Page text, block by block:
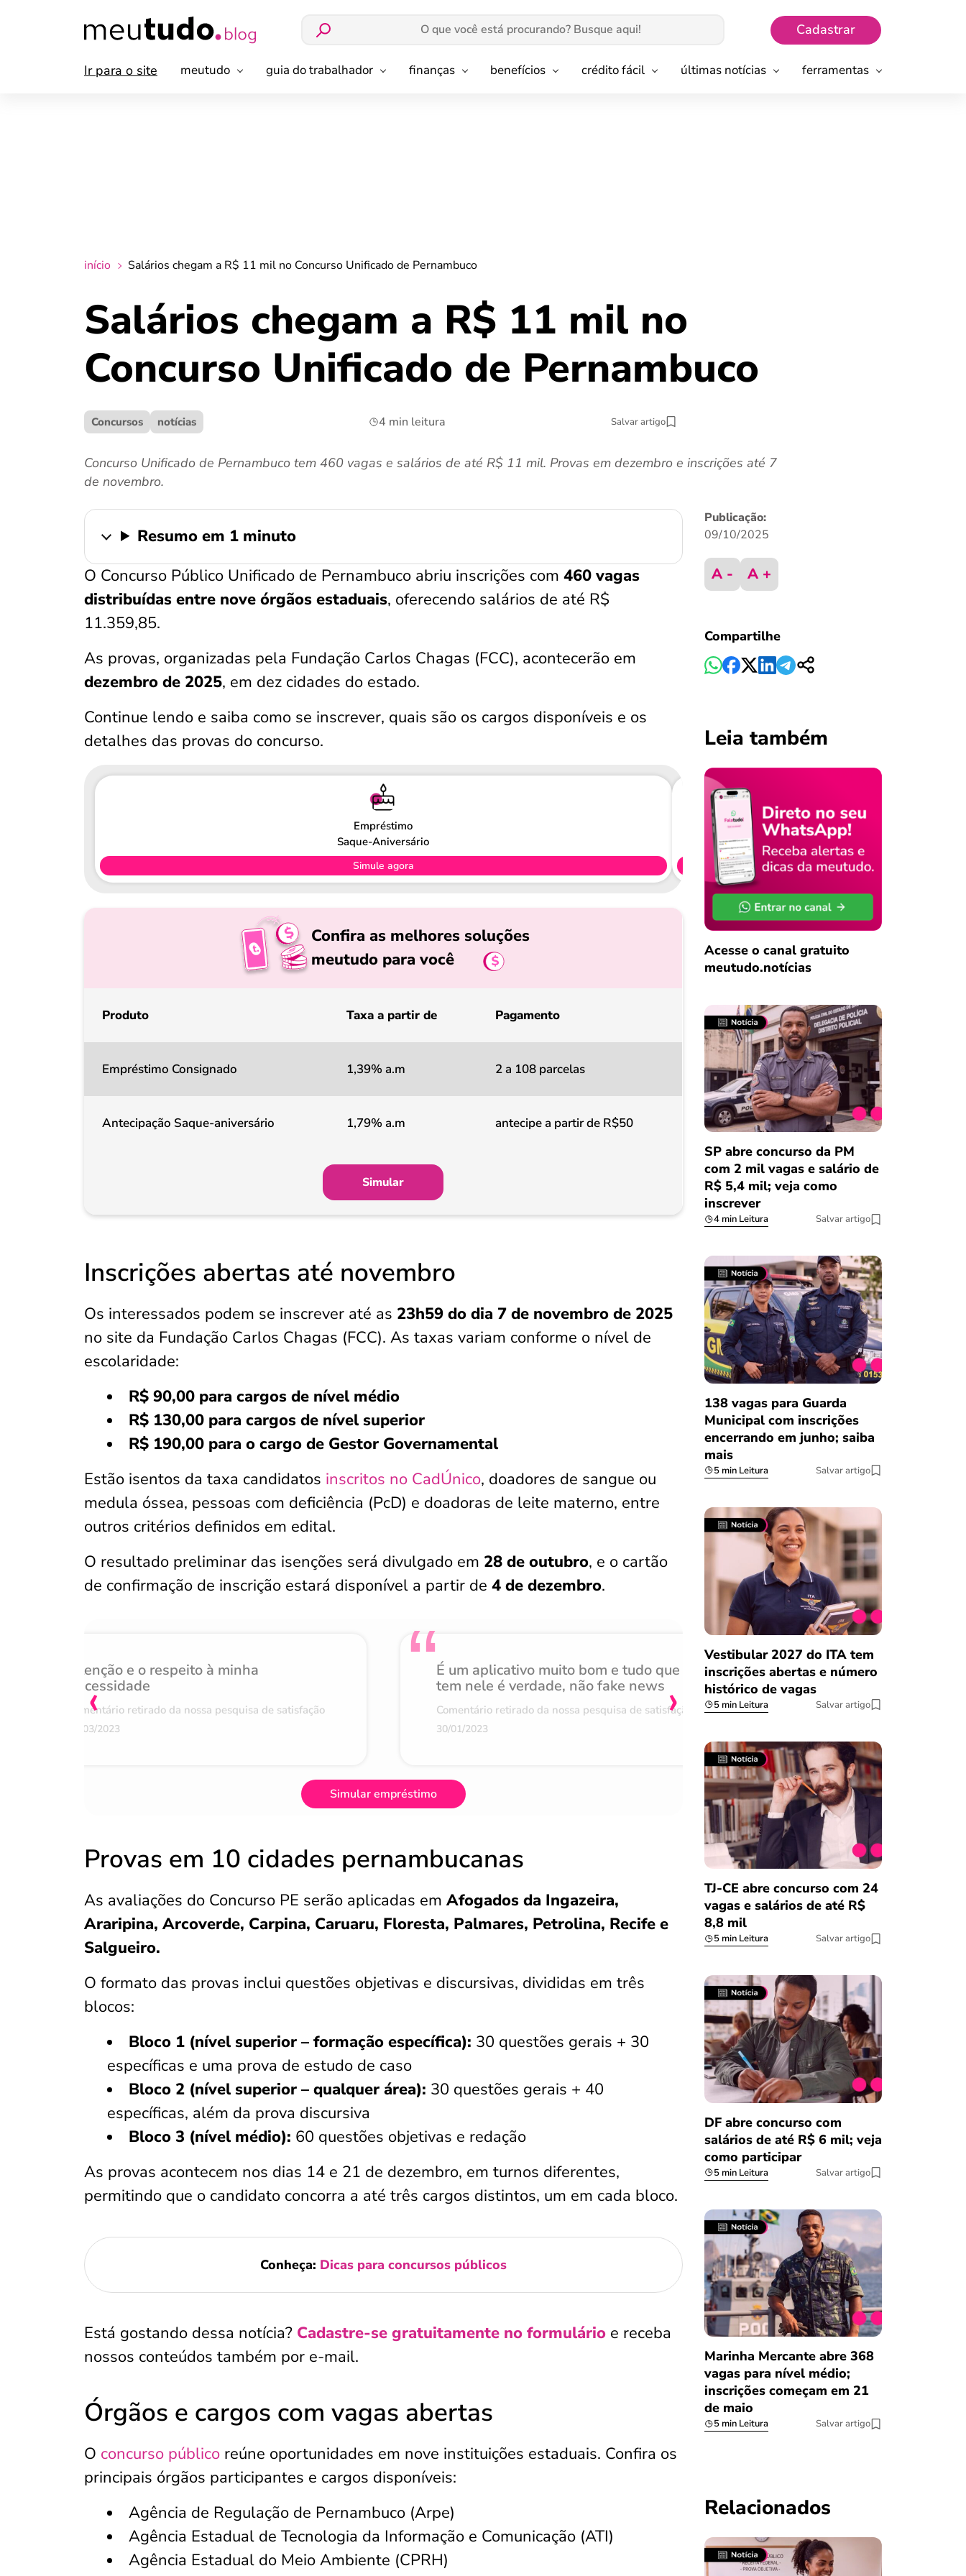
Cadastrar
Ir para o site meutudo guia do trabalhador finanças benefícios crédito fácil últimas notícias ferramentas
início Salários chegam a R$ 11 mil no Concurso Unificado de Pernambuco
Salários chegam a R$ 11 mil no
Concurso Unificado de Pernambuco
Concursos notícias 4 min leitura Salvar artigo
Concurso Unificado de Pernambuco tem 460 vagas e salários de até R$ 11 mil. Provas em dezembro e inscrições até 7
de novembro.
Resumo em 1 minuto
O Concurso Público Unificado de Pernambuco abriu inscrições com 460 vagas
distribuídas entre nove órgãos estaduais, oferecendo salários de até R$
11.359,85.
As provas, organizadas pela Fundação Carlos Chagas (FCC), acontecerão em
dezembro de 2025, em dez cidades do estado.
Continue lendo e saiba como se inscrever, quais são os cargos disponíveis e os
detalhes das provas do concurso.
Empréstimo
Saque-Aniversário
Simule agora
Confira as melhores soluções
meutudo para você
Produto Taxa a partir de Pagamento
Empréstimo Consignado 1,39% a.m 2 a 108 parcelas
Antecipação Saque-aniversário 1,79% a.m antecipe a partir de R$50
Simular
Inscrições abertas até novembro
Os interessados podem se inscrever até as 23h59 do dia 7 de novembro de 2025
no site da Fundação Carlos Chagas (FCC). As taxas variam conforme o nível de
escolaridade:
R$ 90,00 para cargos de nível médio
R$ 130,00 para cargos de nível superior
R$ 190,00 para o cargo de Gestor Governamental
Estão isentos da taxa candidatos inscritos no CadÚnico, doadores de sangue ou
medula óssea, pessoas com deficiência (PcD) e doadoras de leite materno, entre
outros critérios definidos em edital.
O resultado preliminar das isenções será divulgado em 28 de outubro, e o cartão
de confirmação de inscrição estará disponível a partir de 4 de dezembro.
Atenção e o respeito à minha
necessidade
Comentário retirado da nossa pesquisa de satisfação
07/03/2023
É um aplicativo muito bom e tudo que
tem nele é verdade, não fake news
Comentário retirado da nossa pesquisa de satisfação
30/01/2023
Achei muito rápido,
burocracia
Comentário retirado da nossa
‹ ›
Simular empréstimo
Provas em 10 cidades pernambucanas
As avaliações do Concurso PE serão aplicadas em Afogados da Ingazeira,
Araripina, Arcoverde, Carpina, Caruaru, Floresta, Palmares, Petrolina, Recife e
Salgueiro.
O formato das provas inclui questões objetivas e discursivas, divididas em três
blocos:
Bloco 1 (nível superior – formação específica): 30 questões gerais + 30
específicas e uma prova de estudo de caso
Bloco 2 (nível superior – qualquer área): 30 questões gerais + 40
específicas, além da prova discursiva
Bloco 3 (nível médio): 60 questões objetivas e redação
As provas acontecem nos dias 14 e 21 de dezembro, em turnos diferentes,
permitindo que o candidato concorra a até três cargos distintos, um em cada bloco.
Conheça: Dicas para concursos públicos
Está gostando dessa notícia? Cadastre-se gratuitamente no formulário e receba
nossos conteúdos também por e-mail.
Órgãos e cargos com vagas abertas
O concurso público reúne oportunidades em nove instituições estaduais. Confira os
principais órgãos participantes e cargos disponíveis:
Agência de Regulação de Pernambuco (Arpe)
Agência Estadual de Tecnologia da Informação e Comunicação (ATI)
Agência Estadual do Meio Ambiente (CPRH)
Publicação:
09/10/2025
A - A +
Compartilhe
Leia também
Acesse o canal gratuito
meutudo.notícias
SP abre concurso da PM
com 2 mil vagas e salário de
R$ 5,4 mil; veja como
inscrever
4 min Leitura Salvar artigo
138 vagas para Guarda
Municipal com inscrições
encerrando em junho; saiba
mais
5 min Leitura Salvar artigo
Vestibular 2027 do ITA tem
inscrições abertas e número
histórico de vagas
5 min Leitura Salvar artigo
TJ-CE abre concurso com 24
vagas e salários de até R$
8,8 mil
5 min Leitura Salvar artigo
DF abre concurso com
salários de até R$ 6 mil; veja
como participar
5 min Leitura Salvar artigo
Marinha Mercante abre 368
vagas para nível médio;
inscrições começam em 21
de maio
5 min Leitura Salvar artigo
Relacionados